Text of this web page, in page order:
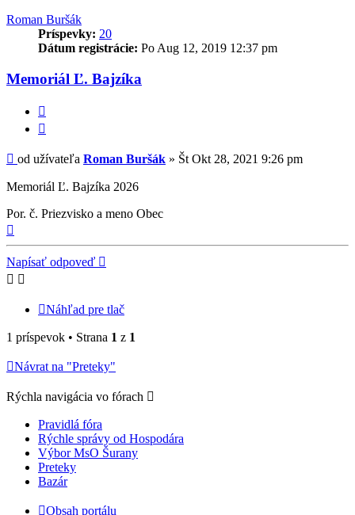
Roman Buršák
Príspevky: 20
Dátum registrácie: Po Aug 12, 2019 12:37 pm
Memoriál Ľ. Bajzíka
Príspevok
od užívateľa Roman Buršák » Št Okt 28, 2021 9:26 pm
Memoriál Ľ. Bajzíka 2026
Por. č. Priezvisko a meno Obec
Napísať odpoveď
Náhľad pre tlač
1 príspevok • Strana 1 z 1
Návrat na "Preteky"
Rýchla navigácia vo fórach
Pravidlá fóra
Rýchle správy od Hospodára
Výbor MsO Šurany
Preteky
Bazár
Obsah portálu